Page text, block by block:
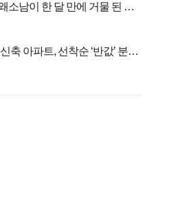
소남이 한 달 만에 거물 된 사
축 아파트, 선착순 ‘반값’ 분양